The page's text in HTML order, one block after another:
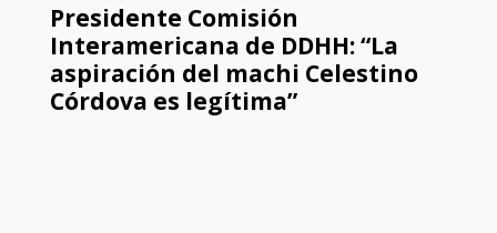
Presidente Comisión
Interamericana de DDHH: “La
aspiración del machi Celestino
Córdova es legítima”